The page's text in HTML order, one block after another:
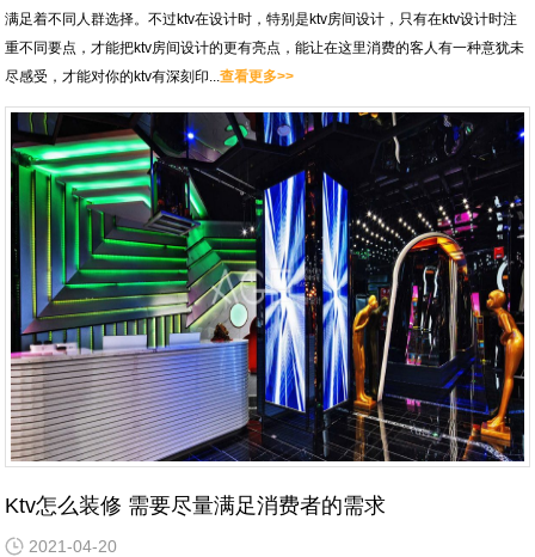
满足着不同人群选择。不过ktv在设计时，特别是ktv房间设计，只有在ktv设计时注
重不同要点，才能把ktv房间设计的更有亮点，能让在这里消费的客人有一种意犹未
尽感受，才能对你的ktv有深刻印...查看更多>>
Ktv怎么装修 需要尽量满足消费者的需求
2021-04-20